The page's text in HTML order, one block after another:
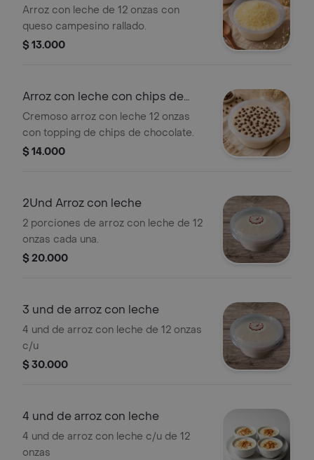
campesino
Arroz con leche de 12 onzas con
queso campesino rallado.
$ 13.000
Arroz con leche con chips de
chocolate
Cremoso arroz con leche 12 onzas
con topping de chips de chocolate.
$ 14.000
2Und Arroz con leche
2 porciones de arroz con leche de 12
onzas cada una.
$ 20.000
3 und de arroz con leche
4 und de arroz con leche de 12 onzas
c/u
$ 30.000
4 und de arroz con leche
4 und de arroz con leche c/u de 12
onzas